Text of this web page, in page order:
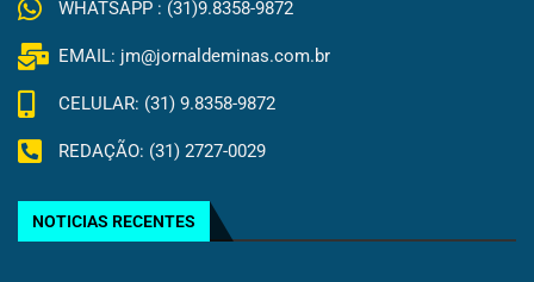
WHATSAPP : (31)9.8358-9872
EMAIL: jm@jornaldeminas.com.br
CELULAR: (31) 9.8358-9872
REDAÇÃO: (31) 2727-0029
NOTICIAS RECENTES